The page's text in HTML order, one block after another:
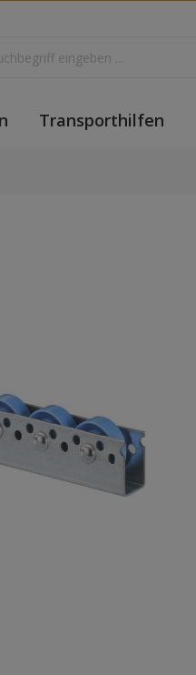
Transporthilfen